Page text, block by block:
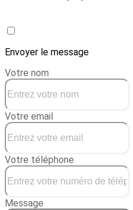
Envoyer le message
Votre nom
Votre email
Votre téléphone
Message